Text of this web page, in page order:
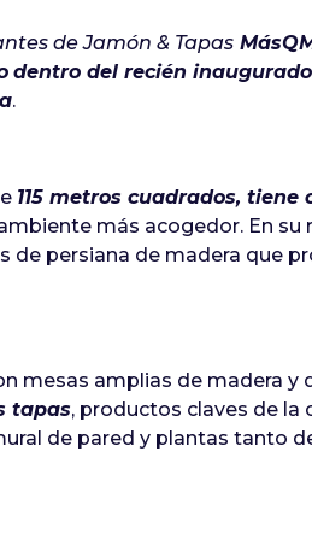
de Jamón & Tapas
dentro del recién
.
115 metros cuadrados,
más acogedor. En
de persiana de madera que
mesas amplias de madera
tapas, productos claves de
de pared y plantas tanto